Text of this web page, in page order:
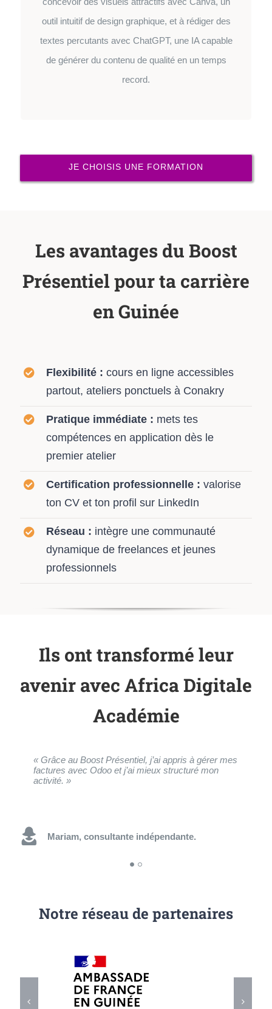
outil intuitif de design graphique, et à rédiger des
textes percutants avec ChatGPT, une IA capable
de générer du contenu de qualité en un temps
record.
JE CHOISIS UNE FORMATION
Les avantages du Boost
Présentiel pour ta carrière
en Guinée
Flexibilité : cours en ligne accessibles
partout, ateliers ponctuels à Conakry
Pratique immédiate : mets tes
compétences en application dès le
premier atelier
Certification professionnelle : valorise
ton CV et ton profil sur LinkedIn
Réseau : intègre une communauté
dynamique de freelances et jeunes
professionnels
Ils ont transformé leur
avenir avec Africa Digitale
Académie
« Grâce au Boost Présentiel, j’ai appris à gérer mes
factures avec Odoo et j’ai mieux structuré mon
activité. »
Mariam, consultante indépendante.
« La combinaison cours en ligne et ateliers
pratiques m’a permis de gagner en confiance et de
trouver un emploi. »
Notre réseau de partenaires